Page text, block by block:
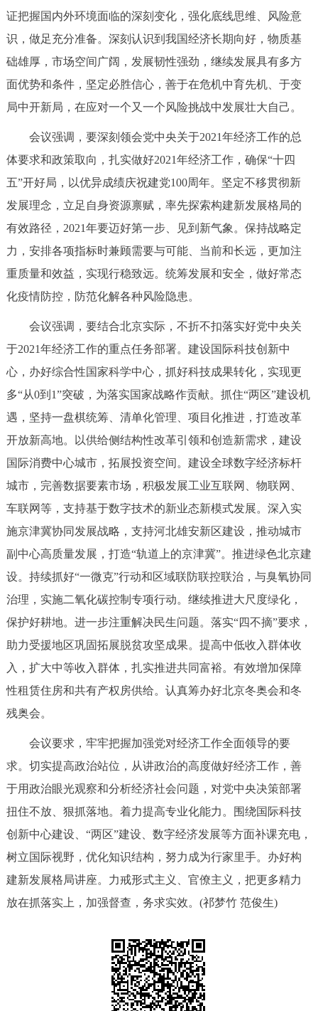
ITALIANO
证把握国内外环境面临的深刻变化，强化底线思维、风险意
识，做足充分准备。深刻认识到我国经济长期向好，物质基
础雄厚，市场空间广阔，发展韧性强劲，继续发展具有多方
面优势和条件，坚定必胜信心，善于在危机中育先机、于变
局中开新局，在应对一个又一个风险挑战中发展壮大自己。
会议强调，要深刻领会党中央关于2021年经济工作的总
体要求和政策取向，扎实做好2021年经济工作，确保“十四
五”开好局，以优异成绩庆祝建党100周年。坚定不移贯彻新
发展理念，立足自身资源禀赋，率先探索构建新发展格局的
有效路径，2021年要迈好第一步、见到新气象。保持战略定
力，安排各项指标时兼顾需要与可能、当前和长远，更加注
重质量和效益，实现行稳致远。统筹发展和安全，做好常态
化疫情防控，防范化解各种风险隐患。
会议强调，要结合北京实际，不折不扣落实好党中央关
于2021年经济工作的重点任务部署。建设国际科技创新中
心，办好综合性国家科学中心，抓好科技成果转化，实现更
多“从0到1”突破，为落实国家战略作贡献。抓住“两区”建设机
遇，坚持一盘棋统筹、清单化管理、项目化推进，打造改革
开放新高地。以供给侧结构性改革引领和创造新需求，建设
国际消费中心城市，拓展投资空间。建设全球数字经济标杆
城市，完善数据要素市场，积极发展工业互联网、物联网、
车联网等，支持基于数字技术的新业态新模式发展。深入实
施京津冀协同发展战略，支持河北雄安新区建设，推动城市
副中心高质量发展，打造“轨道上的京津冀”。推进绿色北京建
设。持续抓好“一微克”行动和区域联防联控联治，与臭氧协同
治理，实施二氧化碳控制专项行动。继续推进大尺度绿化，
保护好耕地。进一步注重解决民生问题。落实“四不摘”要求，
助力受援地区巩固拓展脱贫攻坚成果。提高中低收入群体收
入，扩大中等收入群体，扎实推进共同富裕。有效增加保障
性租赁住房和共有产权房供给。认真筹办好北京冬奥会和冬
残奥会。
会议要求，牢牢把握加强党对经济工作全面领导的要
求。切实提高政治站位，从讲政治的高度做好经济工作，善
于用政治眼光观察和分析经济社会问题，对党中央决策部署
扭住不放、狠抓落地。着力提高专业化能力。围绕国际科技
创新中心建设、“两区”建设、数字经济发展等方面补课充电，
树立国际视野，优化知识结构，努力成为行家里手。办好构
建新发展格局讲座。力戒形式主义、官僚主义，把更多精力
放在抓落实上，加强督查，务求实效。(祁梦竹 范俊生)